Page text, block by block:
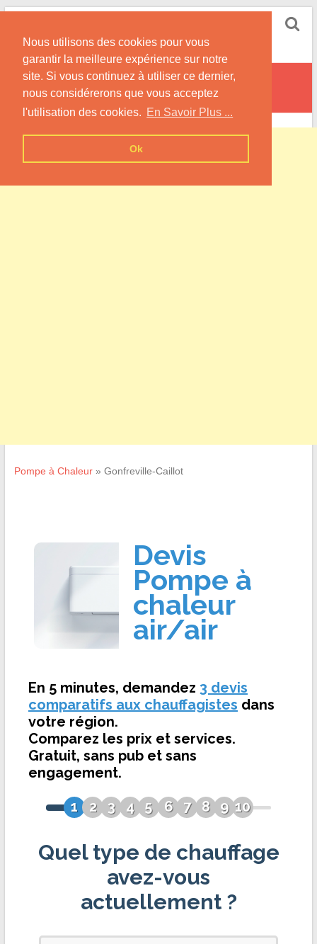
Nous utilisons des cookies pour vous
garantir la meilleure expérience sur notre
site. Si vous continuez à utiliser ce dernier,
nous considérerons que vous acceptez
l'utilisation des cookies. En Savoir Plus ...
Ok
Skip
content
Informations sur les Pompes à Chaleur
Gonfreville-Caillot
Pompe à Chaleur» Gonfreville-Caillot